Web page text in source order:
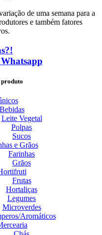
de uma semana para a
e também fatores
produto
Bebidas
Leite Vegetal
Polpas
Sucos
e Grãos
Farinhas
Grãos
Frutas
Hortaliças
Legumes
Microverdes
Aromáticos